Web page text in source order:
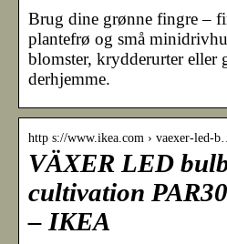
Brug dine grønne fingre –
plantefrø og små
blomster, krydderurter eller
derhjemme.
http s://www.ikea.com › vaexer-led-b…
VÄXER LED
cultivation
– IKEA